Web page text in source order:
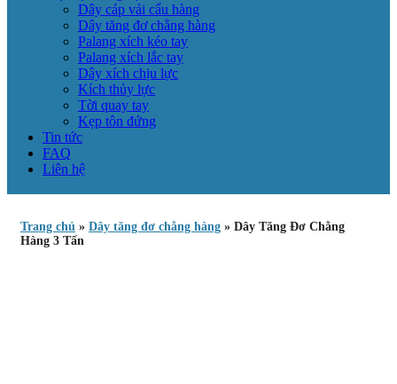
Dây cáp vải cẩu hàng
Dây tăng đơ chằng hàng
Palang xích kéo tay
Palang xích lắc tay
Dây xích chịu lực
Kích thủy lực
Tời quay tay
Kẹp tôn đứng
Tin tức
FAQ
Liên hệ
Trang chủ » Dây tăng đơ chằng hàng » Dây Tăng Đơ Chằng
Hàng 3 Tấn